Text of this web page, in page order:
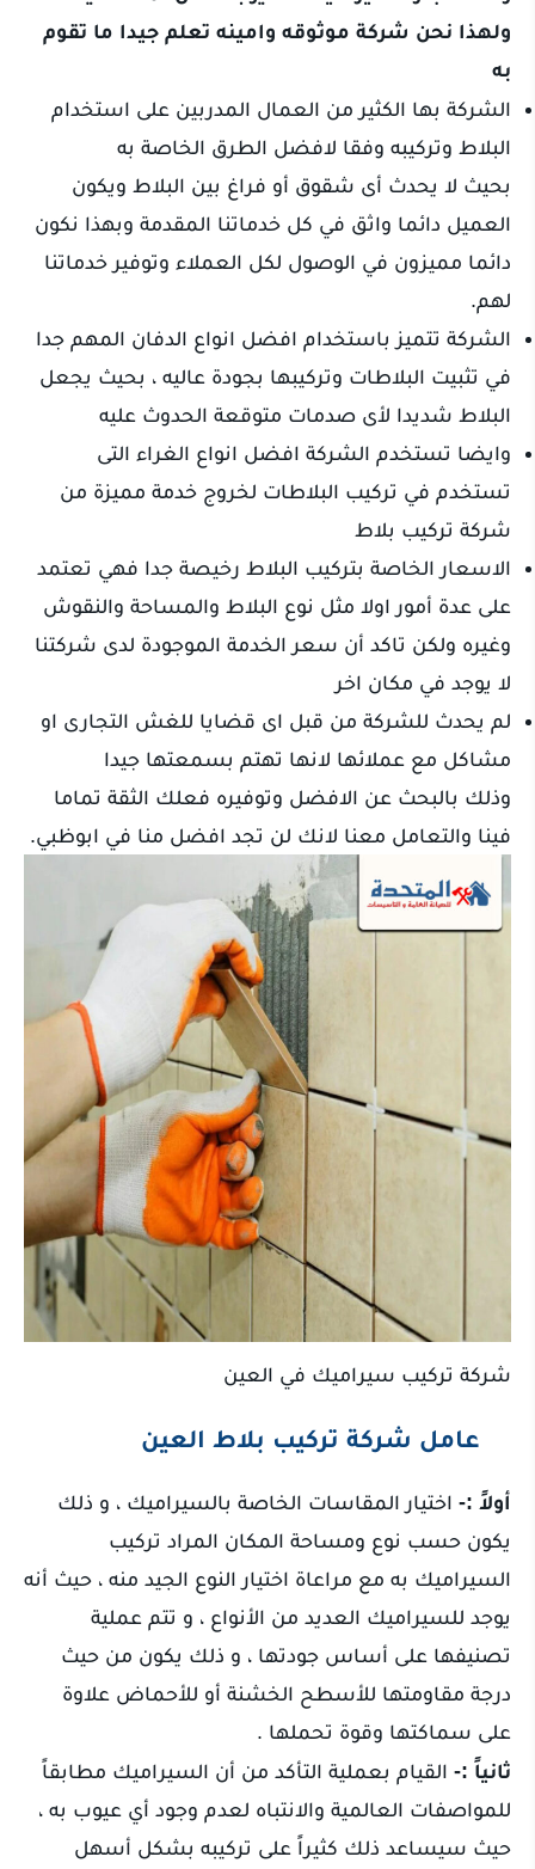
ولهذا نحن شركة موثوقه وامينه تعلم جيدا ما تقوم
به
الشركة بها الكثير من العمال المدربين على استخدام
البلاط وتركيبه وفقا لافضل الطرق الخاصة به
بحيث لا يحدث أى شقوق أو فراغ بين البلاط ويكون
العميل دائما واثق في كل خدماتنا المقدمة وبهذا نكون
دائما مميزون في الوصول لكل العملاء وتوفير خدماتنا
لهم.
الشركة تتميز باستخدام افضل انواع الدفان المهم جدا
في تثبيت البلاطات وتركيبها بجودة عاليه ، بحيث يجعل
البلاط شديدا لأى صدمات متوقعة الحدوث عليه
وايضا تستخدم الشركة افضل انواع الغراء التى
تستخدم في تركيب البلاطات لخروج خدمة مميزة من
شركة تركيب بلاط
الاسعار الخاصة بتركيب البلاط رخيصة جدا فهي تعتمد
على عدة أمور اولا مثل نوع البلاط والمساحة والنقوش
وغيره ولكن تاكد أن سعر الخدمة الموجودة لدى شركتنا
لا يوجد في مكان اخر
لم يحدث للشركة من قبل اى قضايا للغش التجارى او
مشاكل مع عملائها لانها تهتم بسمعتها جيدا
وذلك بالبحث عن الافضل وتوفيره فعلك الثقة تماما
فينا والتعامل معنا لانك لن تجد افضل منا في ابوظبي.
شركة تركيب سيراميك في العين
عامل شركة تركيب بلاط العين
أولاً :- اختيار المقاسات الخاصة بالسيراميك ، و ذلك
يكون حسب نوع ومساحة المكان المراد تركيب
السيراميك به مع مراعاة اختيار النوع الجيد منه ، حيث أنه
يوجد للسيراميك العديد من الأنواع ، و تتم عملية
تصنيفها على أساس جودتها ، و ذلك يكون من حيث
درجة مقاومتها للأسطح الخشنة أو للأحماض علاوة
على سماكتها وقوة تحملها .
ثانياً :- القيام بعملية التأكد من أن السيراميك مطابقاً
للمواصفات العالمية والانتباه لعدم وجود أي عيوب به ،
حيث سيساعد ذلك كثيراً على تركيبه بشكل أسهل